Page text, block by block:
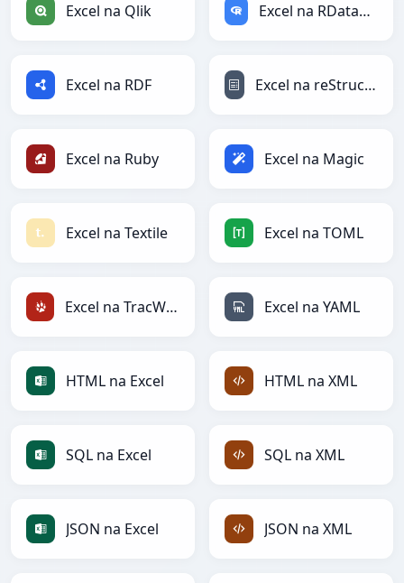
Excel na Qlik Excel na RDataFrame
Excel na RDF Excel na reStructuredText
Excel na Ruby Excel na Magic
Excel na Textile Excel na TOML
Excel na TracWiki Excel na YAML
HTML na Excel HTML na XML
SQL na Excel SQL na XML
JSON na Excel JSON na XML